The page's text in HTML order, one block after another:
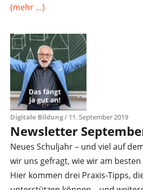
(mehr …)
Digitale Bildung/ 11. September 2019
Newsletter
Neues Schuljahr – und viel auf
wir uns gefragt, wie wir am
Hier kommen drei Praxis-Tipps,